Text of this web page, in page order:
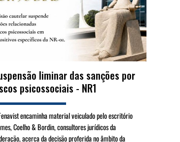
liminar das sanções por
psicossociais - NR1
encaminha material veiculado pelo escritório
Coelho & Bordin, consultores jurídicos da
acerca da decisão proferida no âmbito da